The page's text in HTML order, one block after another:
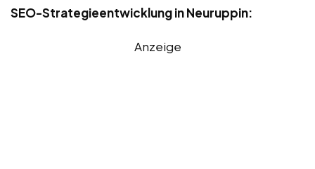
SEO-Strategieentwicklung in Neuruppin:
Anzeige